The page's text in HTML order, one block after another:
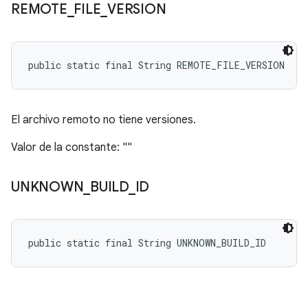
REMOTE FILE VERSION
public static final String REMOTE_FILE_VERSION
El archivo remoto no tiene versiones.
Valor de la constante: ""
UNKNOWN BUILD_ ID
public static final String UNKNOWN_BUILD_ID